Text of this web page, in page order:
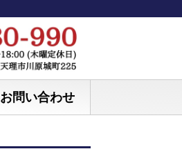
お問い合わせ